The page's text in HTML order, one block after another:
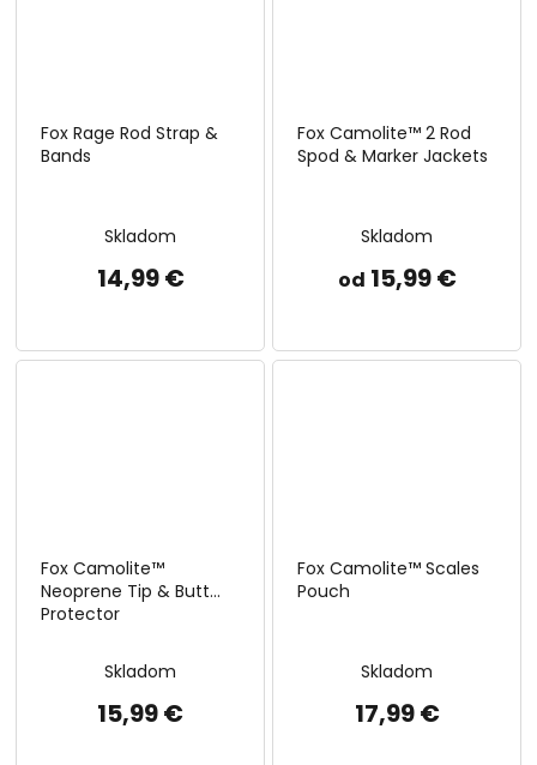
Fox Rage Rod Strap &
Bands
Skladom
14,99 €
Fox Camolite™ 2 Rod
Spod & Marker Jackets
Skladom
od 15,99 €
Fox Camolite™
Neoprene Tip & Butt
Protector
Skladom
15,99 €
Fox Camolite™ Scales
Pouch
Skladom
17,99 €